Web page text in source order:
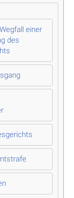
einer
des